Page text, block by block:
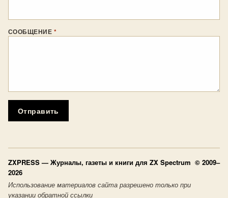
СООБЩЕНИЕ *
Отправить
ZXPRESS — Журналы, газеты и книги для ZX Spectrum © 2009–
2026
Использование материалов сайта разрешено только при
указании обратной ссылки